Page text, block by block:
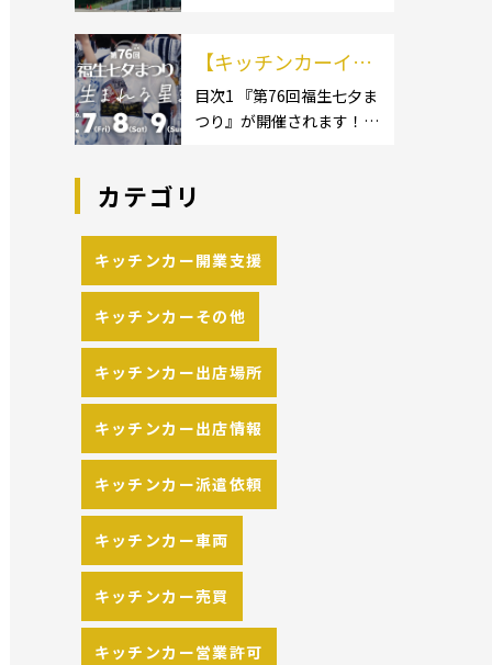
の流れや人気メニュ
ーを解説
キッチンカー:軽バン]1.1.2
[小型キッチンカー:軽トラ
ック]1.1.3 [中型・大型キッ
【キッチンカーイベ
ント情報】第76回福
生七夕まつりが開催
目次1 『第76回福生七夕ま
つり』が開催されます！2
りイベント！ 日本全国で、
催されています。 開業前に
キッチンカーの出店 […]
カテゴリ
キッチンカー開業支援
キッチンカーその他
キッチンカー出店場所
キッチンカー出店情報
キッチンカー派遣依頼
キッチンカー車両
キッチンカー売買
キッチンカー営業許可